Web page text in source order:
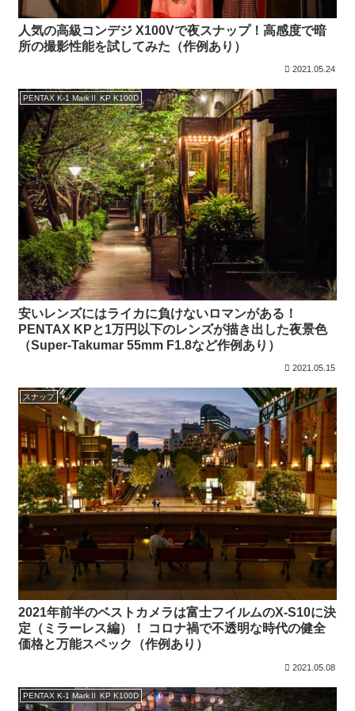
人気の高級コンデジ X100Vで夜スナップ！高感度で暗
所の撮影性能を試してみた（作例あり）
2021.05.24
PENTAX K-1 MarkⅡ KP K100D
安いレンズにはライカに負けないロマンがある！
PENTAX KPと1万円以下のレンズが描き出した夜景色
（Super-Takumar 55mm F1.8など作例あり）
2021.05.15
スナップ
2021年前半のベストカメラは富士フイルムのX-S10に決
定（ミラーレス編）！ コロナ禍で不透明な時代の健全
価格と万能スペック（作例あり）
2021.05.08
PENTAX K-1 MarkⅡ KP K100D